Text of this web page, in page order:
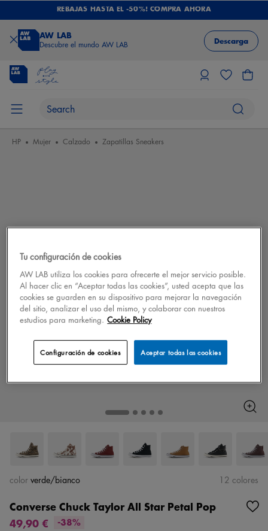
REBAJAS HASTA EL -50%! COMPRA AHORA
AW LAB
Descubre el mundo AW LAB Descarga
HP Mujer Calzado Zapatillas Sneakers
Converse Chuck Taylor All Star Petal Pop
49,90 €
-38%
color verde/bianco 12 colores
Tu configuración de cookies
AW LAB utiliza los cookies para ofrecerte el mejor servicio posible.
Al hacer clic en “Aceptar todas las cookies”, usted acepta que las
cookies se guarden en su dispositivo para mejorar la navegación
del sitio, analizar el uso del mismo, y colaborar con nuestros
estudios para marketing. Cookie Policy
Aceptar todas las cookies
Configuración de cookies